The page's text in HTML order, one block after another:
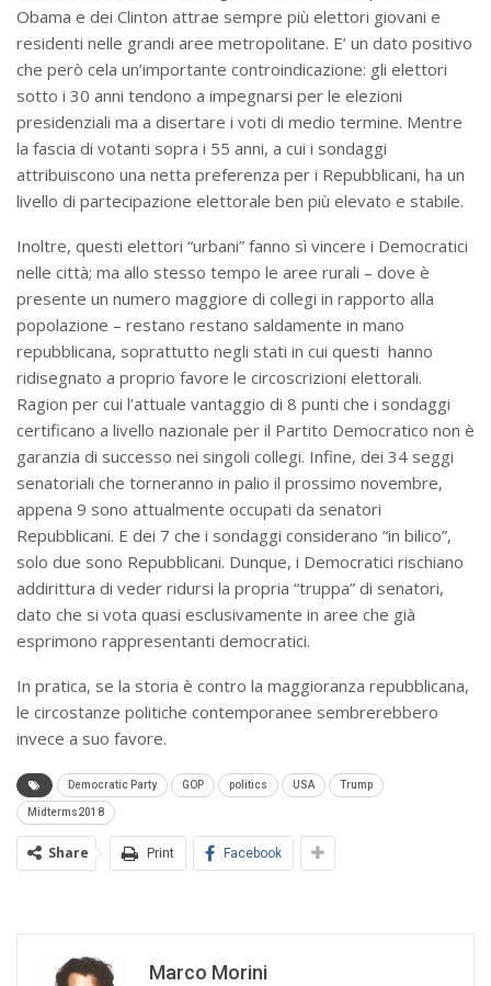
Obama e dei Clinton attrae sempre più elettori giovani e
residenti nelle grandi aree metropolitane. E’ un dato positivo
che però cela un’importante controindicazione: gli elettori
sotto i 30 anni tendono a impegnarsi per le elezioni
presidenziali ma a disertare i voti di medio termine. Mentre
la fascia di votanti sopra i 55 anni, a cui i sondaggi
attribuiscono una netta preferenza per i Repubblicani, ha un
livello di partecipazione elettorale ben più elevato e stabile.
Inoltre, questi elettori “urbani” fanno sì vincere i Democratici
nelle città; ma allo stesso tempo le aree rurali – dove è
presente un numero maggiore di collegi in rapporto alla
popolazione – restano restano saldamente in mano
repubblicana, soprattutto negli stati in cui questi hanno
ridisegnato a proprio favore le circoscrizioni elettorali.
Ragion per cui l’attuale vantaggio di 8 punti che i sondaggi
certificano a livello nazionale per il Partito Democratico non è
garanzia di successo nei singoli collegi. Infine, dei 34 seggi
senatoriali che torneranno in palio il prossimo novembre,
appena 9 sono attualmente occupati da senatori
Repubblicani. E dei 7 che i sondaggi considerano “in bilico”,
solo due sono Repubblicani. Dunque, i Democratici rischiano
addirittura di veder ridursi la propria “truppa” di senatori,
dato che si vota quasi esclusivamente in aree che già
esprimono rappresentanti democratici.
In pratica, se la storia è contro la maggioranza repubblicana,
le circostanze politiche contemporanee sembrerebbero
invece a suo favore.
Democratic Party GOP politics USA Trump
Midterms2018
Share Print Facebook
Marco Morini